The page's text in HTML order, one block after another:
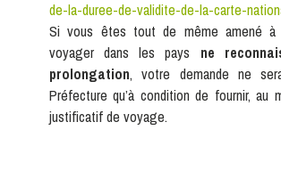
de-la-duree-de-validite-de-la-carte-
Si vous êtes tout de même amené à
voyager dans les pays ne
prolongation, votre demande ne
Préfecture qu’à condition de fournir, au
justificatif de voyage.